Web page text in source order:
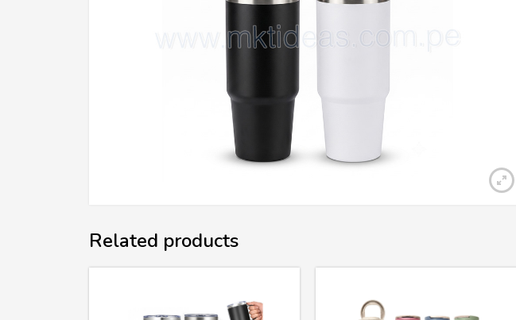
Related products